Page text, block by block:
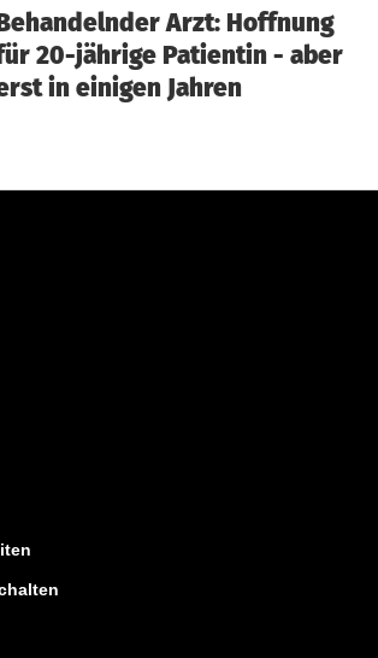
Arzt: Hoffnung
20-jährige Patientin - aber
in einigen Jahren